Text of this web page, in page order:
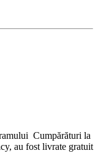
Cumpărături la
au fost livrate gratuit